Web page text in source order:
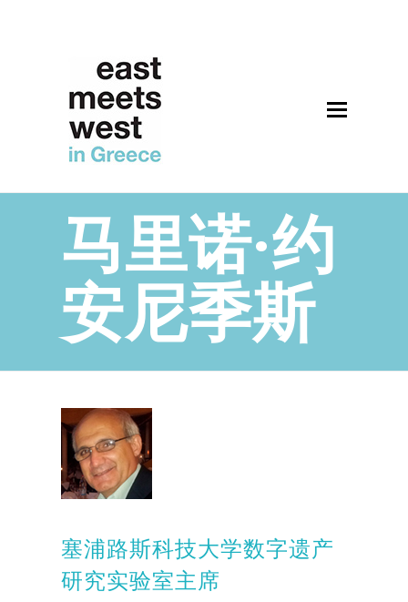
Open
马里诺·约
安尼季斯
塞浦路斯科技大学数字遗产
研究实验室主席